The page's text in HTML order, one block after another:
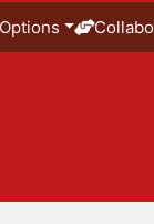
Options